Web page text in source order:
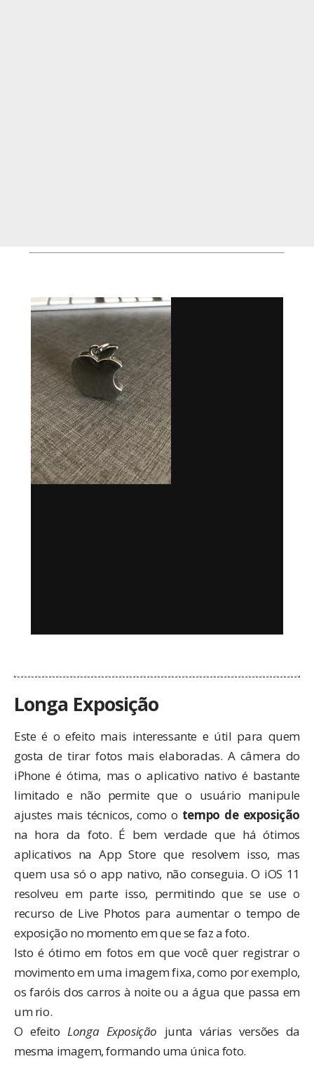
Longa Exposição
Este é o efeito mais interessante e útil para quem
gosta de tirar fotos mais elaboradas. A câmera do
iPhone é ótima, mas o aplicativo nativo é bastante
limitado e não permite que o usuário manipule
ajustes mais técnicos, como o tempo de exposição
na hora da foto. É bem verdade que há ótimos
aplicativos na App Store que resolvem isso, mas
quem usa só o app nativo, não conseguia. O iOS 11
resolveu em parte isso, permitindo que se use o
recurso de Live Photos para aumentar o tempo de
exposição no momento em que se faz a foto.
Isto é ótimo em fotos em que você quer registrar o
movimento em uma imagem fixa, como por exemplo,
os faróis dos carros à noite ou a água que passa em
um rio.
O efeitoLonga Exposição junta várias versões da
mesma imagem, formando uma única foto.